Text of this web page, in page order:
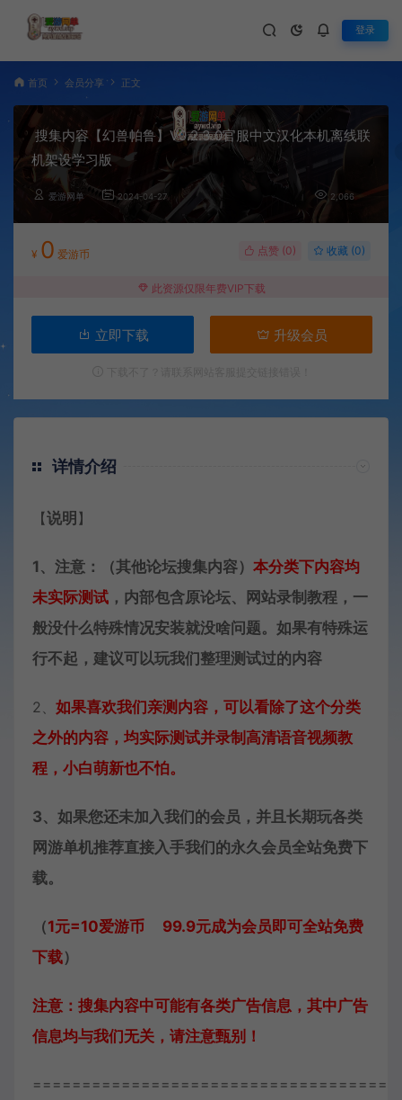
登录
首页 会员分享 正文
搜集内容【幻兽帕鲁】V0.2.3.0官服中文汉化本机离线联
机架设学习版
爱游网单 2024-04-27 2,066
¥ 0 爱游币 点赞 (0) 收藏 (0)
此资源仅限年费VIP下载
立即下载 升级会员
详情介绍
【说明 】
1、注意：（其他论坛搜集内容） 本分类下内容均
未实际测试 ，内部包含原论坛、网站录制教程，一
般没什么特殊情况安装就没啥问题。如果有特殊运
行不起，建议可以玩我们整理测试过的内容
2、 如果喜欢我们亲测内容，可以看除了这个分类
之外的内容，均实际测试并录制高清语音视频教
程，小白萌新也不怕。
3、如果您还未加入我们的会员，并且长期玩各类
网游单机推荐直接入手我们的永久会员全站免费下
载。
（1元=10爱游币 99.9元成为会员即可全站免费
下载）
注意：搜集内容中可能有各类广告信息，其中广告
信息均与我们无关，请注意甄别！